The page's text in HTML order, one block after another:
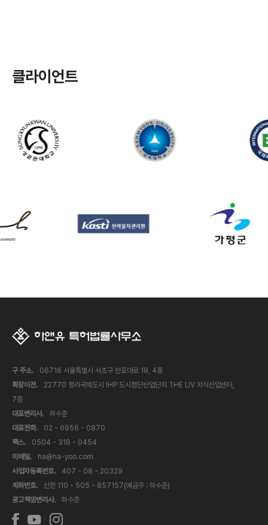
클라이언트
구 주소.
06716 서울특별시 서초구 반포대로 18, 4층
확장이전.
22770 청라국제도시 IHP 도시첨단산업단지 THE LIV 지식산업센터,
7층
대표변리사.
하수준
대표전화.
02 - 6956 - 0870
팩스.
0504 - 319 - 0454
이메일.
ha@ha-yoo.com
사업자등록번호.
407 - 08 - 20329
계좌번호.
신한 110 - 505 - 857157(예금주 : 하수준)
광고책임변리사.
하수준